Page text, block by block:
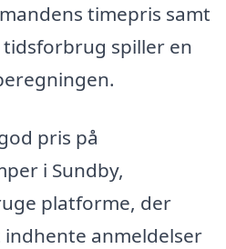
timepris samt
spiller en
pris på
i Sundby,
platforme, der
anmeldelser